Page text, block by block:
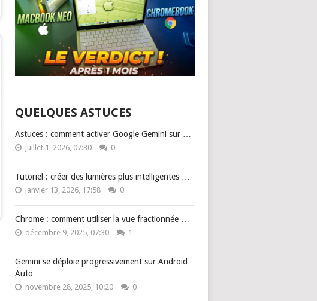
QUELQUES ASTUCES
Astuces : comment activer Google Gemini sur …
juillet 1, 2026, 07:30 0
Tutoriel : créer des lumières plus intelligentes …
janvier 13, 2026, 17:58 0
Chrome : comment utiliser la vue fractionnée …
décembre 9, 2025, 07:30 1
Gemini se déploie progressivement sur Android
Auto …
novembre 28, 2025, 10:20 0